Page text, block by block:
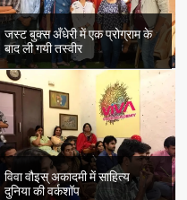
जस्ट बुक्स अँधेरी में एक प्रोग्राम के
बाद ली गयी तस्वीर
विवा वौइस् अकादमी में साहित्य
दुनिया की वर्कशॉप